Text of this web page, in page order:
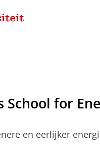
School for
en eerlijker